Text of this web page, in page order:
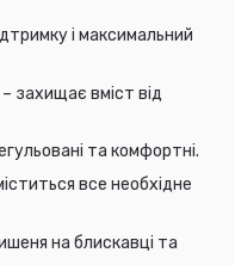
і максимальний
– захищає вміст від
та комфортні.
все необхідне
на блискавці та